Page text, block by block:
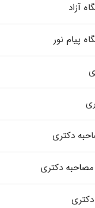
آزاد
پیام نور
دکتری
مصاحبه دکتری